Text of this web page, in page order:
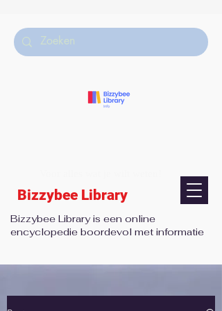
Bizzybee Library is een online
encyclopedie boordevol met informatie
Bizzybee Library